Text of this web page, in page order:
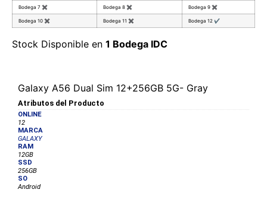
Bodega 7 ✖ Bodega 8 ✖ Bodega 9 ✖
Bodega 10 ✖ Bodega 11 ✖ Bodega 12 ✔
Stock Disponible en 1 Bodega IDC
Galaxy A56 Dual Sim 12+256GB 5G- Gray
Atributos del Producto
ONLINE
12
MARCA
GALAXY
RAM
12GB
SSD
256GB
SO
Android